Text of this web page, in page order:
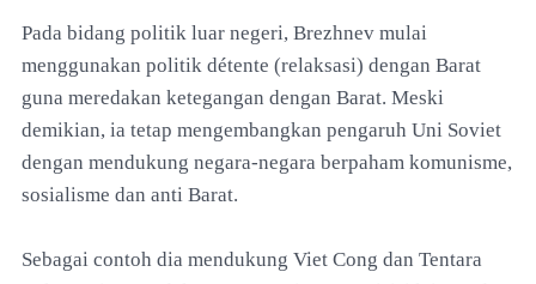
Pada bidang politik luar negeri, Brezhnev mulai
menggunakan politik détente (relaksasi) dengan Barat
guna meredakan ketegangan dengan Barat. Meski
demikian, ia tetap mengembangkan pengaruh Uni Soviet
dengan mendukung negara-negara berpaham komunisme,
sosialisme dan anti Barat.
Sebagai contoh dia mendukung Viet Cong dan Tentara